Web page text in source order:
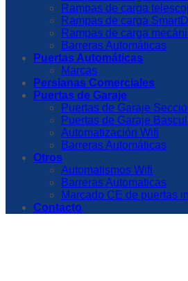
Rampas de carga
Rampas de carga
Rampas de carga
Barreras Automáticas
Puertas Automáticas
Marcas
Persianas Comerciales
Puertas de Garaje
Puertas de Garaje
Puertas de Garaje
Automatización Wifi
Barreras Automáticas
Otros
Automatismos Wifi
Barreras Automaticas
Marcado CE de puertas
Contacto